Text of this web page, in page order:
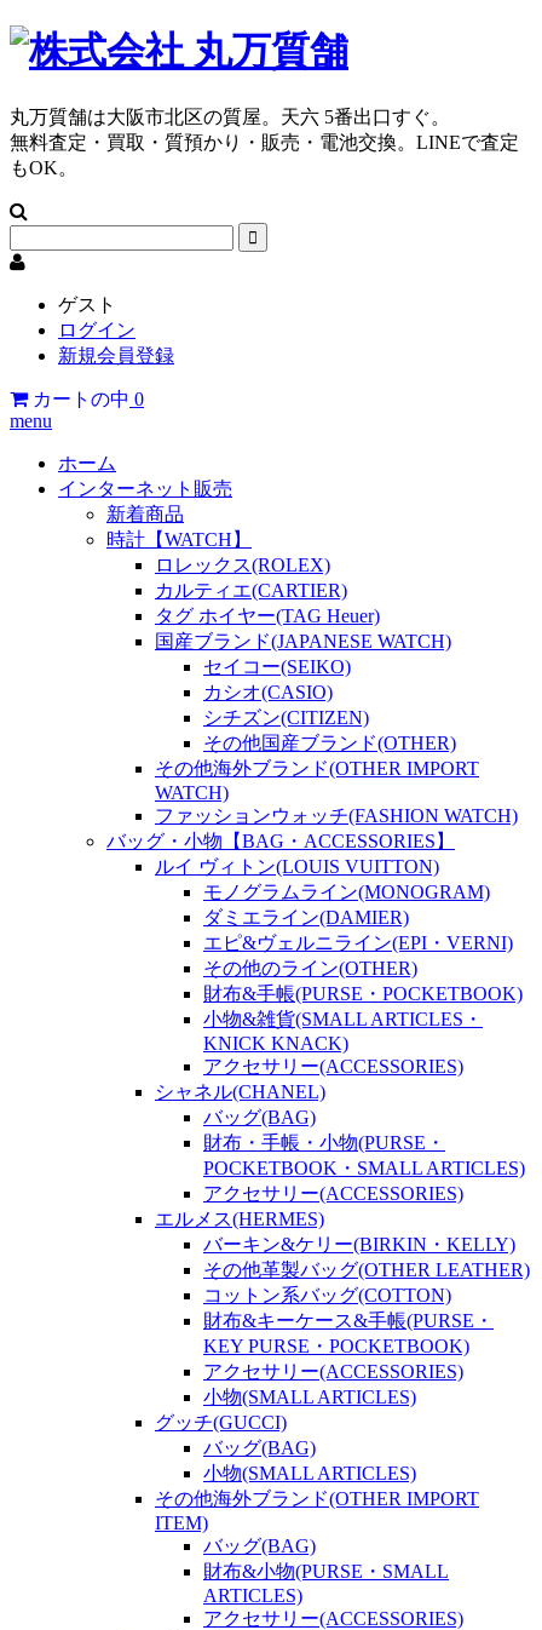
丸万質舗は大阪市北区の質屋。天六 5番出口すぐ。
無料査定・買取・質預かり・販売・電池交換。LINEで査定
もOK。
ゲスト
ログイン
新規会員登録
カートの中 0
menu
ホーム
インターネット販売
新着商品
時計【WATCH】
ロレックス(ROLEX)
カルティエ(CARTIER)
タグ ホイヤー(TAG Heuer)
国産ブランド(JAPANESE WATCH)
セイコー(SEIKO)
カシオ(CASIO)
シチズン(CITIZEN)
その他国産ブランド(OTHER)
その他海外ブランド(OTHER IMPORT
WATCH)
ファッションウォッチ(FASHION WATCH)
バッグ・小物【BAG・ACCESSORIES】
ルイ ヴィトン(LOUIS VUITTON)
モノグラムライン(MONOGRAM)
ダミエライン(DAMIER)
エピ&ヴェルニライン(EPI・VERNI)
その他のライン(OTHER)
財布&手帳(PURSE・POCKETBOOK)
小物&雑貨(SMALL ARTICLES・
KNICK KNACK)
アクセサリー(ACCESSORIES)
シャネル(CHANEL)
バッグ(BAG)
財布・手帳・小物(PURSE・
POCKETBOOK・SMALL ARTICLES)
アクセサリー(ACCESSORIES)
エルメス(HERMES)
バーキン&ケリー(BIRKIN・KELLY)
その他革製バッグ(OTHER LEATHER)
コットン系バッグ(COTTON)
財布&キーケース&手帳(PURSE・
KEY PURSE・POCKETBOOK)
アクセサリー(ACCESSORIES)
小物(SMALL ARTICLES)
グッチ(GUCCI)
バッグ(BAG)
小物(SMALL ARTICLES)
その他海外ブランド(OTHER IMPORT
ITEM)
バッグ(BAG)
財布&小物(PURSE・SMALL
ARTICLES)
アクセサリー(ACCESSORIES)